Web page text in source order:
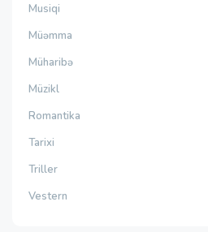
Musiqi
Müəmma
Müharibə
Müzikl
Romantika
Tarixi
Triller
Vestern